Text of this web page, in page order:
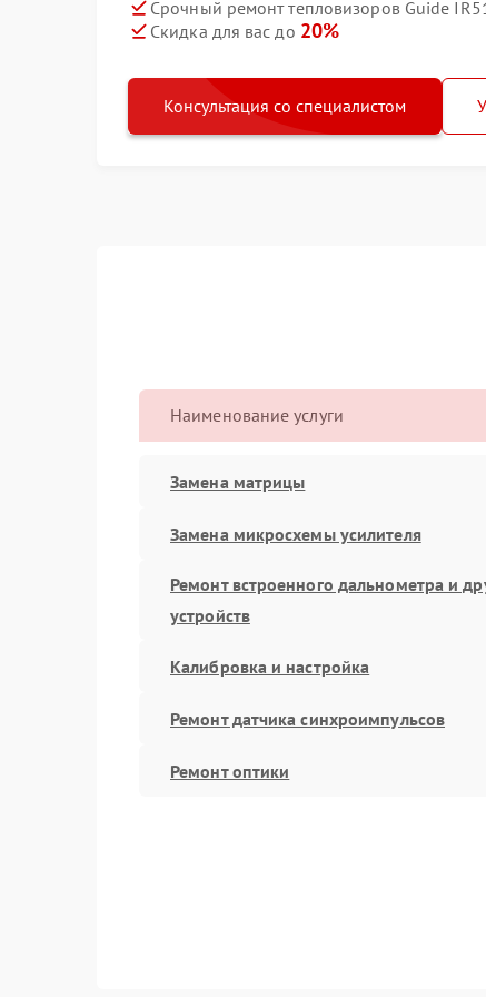
Срочный ремонт тепловизоров Guide
Скидка для вас до 20%
Консультация со специалистом
Наименование услуги
Замена матрицы
Замена микросхемы усилителя
Ремонт встроенного дальнометра и
устройств
Калибровка и настройка
Ремонт датчика синхроимпульсов
Ремонт оптики